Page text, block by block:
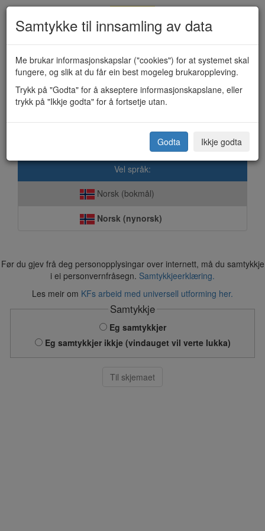
Idrettsstipend (KF-284)
Tokke kommune
Vel språk:
Norsk (bokmål)
Norsk (nynorsk)
Før du gjev frå deg personopplysingar over internett, må du samtykkje
i ei personvernfråsegn. Samtykkjeerklæring.
Les meir om KFs arbeid med universell utforming her.
Samtykkje
Eg samtykkjer
Eg samtykkjer ikkje (vindauget vil verte lukka)
Til skjemaet
Samtykke til innsamling av data
Me brukar informasjonskapslar ("cookies") for at systemet skal
fungere, og slik at du får ein best mogeleg brukaroppleving.
Trykk på "Godta" for å akseptere informasjonskapslane, eller
trykk på "Ikkje godta" for å fortsetje utan.
Godta Ikkje godta